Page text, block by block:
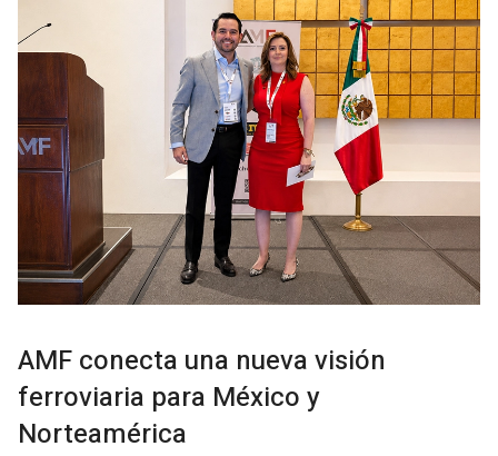
AMF conecta una nueva visión
ferroviaria para México y
Norteamérica